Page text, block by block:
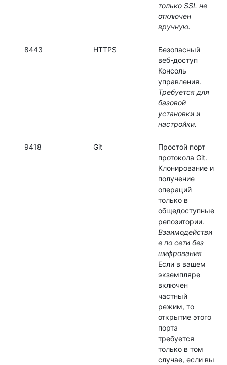
только SSL не
отключен
вручную.
8443 HTTPS
Безопасный
веб-доступ
Консоль
управления.
Требуется для
базовой
установки и
настройки.
9418 Git
Простой порт
протокола Git.
Клонирование и
получение
операций
только в
общедоступные
репозитории.
Взаимодействи
е по сети без
шифрования
Если в вашем
экземпляре
включен
частный
режим, то
открытие этого
порта
требуется
только в том
случае, если вы